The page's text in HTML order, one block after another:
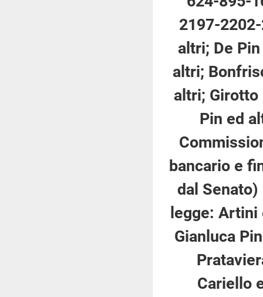
2197-
altri; De
altri;
altri; Girotto
Pin ed
bancario e
dal
legge:
Gianluca
Cariello